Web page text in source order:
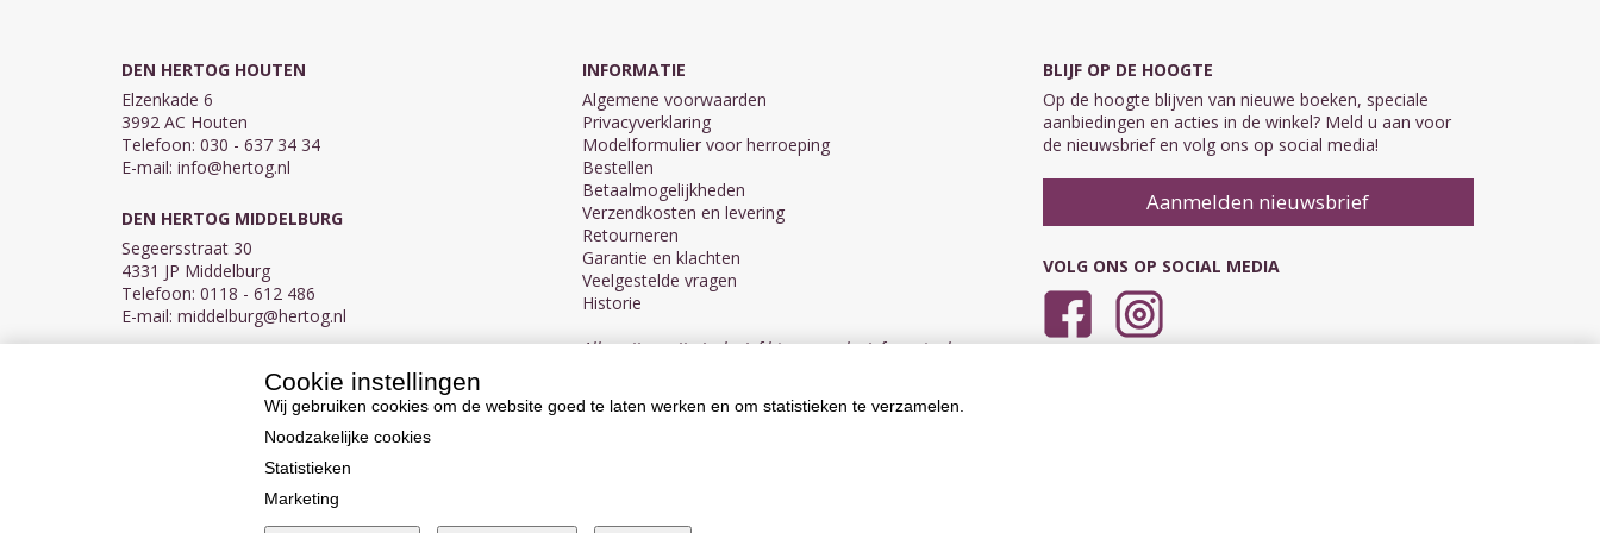
DEN HERTOG HOUTEN
Elzenkade 6
3992 AC Houten
Telefoon: 030 - 637 34 34
E-mail: info@hertog.nl
DEN HERTOG MIDDELBURG
Segeersstraat 30
4331 JP Middelburg
Telefoon: 0118 - 612 486
E-mail: middelburg@hertog.nl
BTW NL007450242B03
INFORMATIE
Algemene voorwaarden
Privacyverklaring
Modelformulier voor herroeping
Bestellen
Betaalmogelijkheden
Verzendkosten en levering
Retourneren
Garantie en klachten
Veelgestelde vragen
Historie
Alle prijzen zijn inclusief btw en exclusief eventuele
BLIJF OP DE HOOGTE
Op de hoogte blijven van nieuwe boeken, speciale
aanbiedingen en acties in de winkel? Meld u aan voor
de nieuwsbrief en volg ons op social media!
Aanmelden nieuwsbrief
VOLG ONS OP SOCIAL MEDIA
Cookie instellingen
Wij gebruiken cookies om de website goed te laten werken en om statistieken te verzamelen.
Noodzakelijke cookies
Statistieken
Marketing